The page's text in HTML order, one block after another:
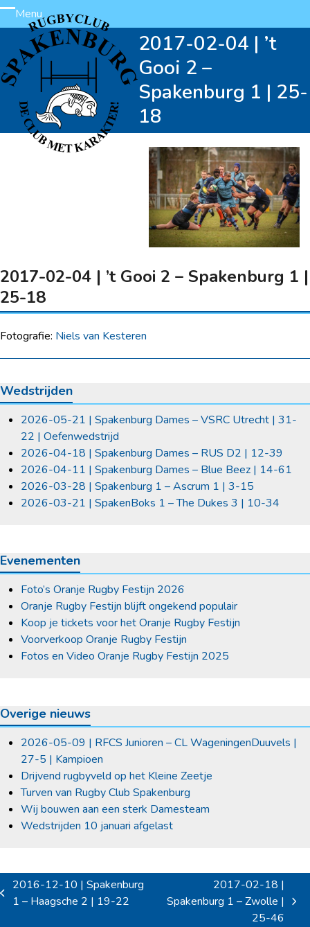
Skip
to
content
Menu
Open
mobile
menu
Close
mobile
menu
2017-02-04 | ’t
Gooi 2 –
Spakenburg 1 | 25-
18
2017-02-04 | ’t Gooi 2 – Spakenburg 1 |
25-18
Fotografie: Niels van Kesteren
Wedstrijden
2026-05-21 | Spakenburg Dames – VSRC Utrecht | 31-
22 | Oefenwedstrijd
2026-04-18 | Spakenburg Dames – RUS D2 | 12-39
2026-04-11 | Spakenburg Dames – Blue Beez | 14-61
2026-03-28 | Spakenburg 1 – Ascrum 1 | 3-15
2026-03-21 | SpakenBoks 1 – The Dukes 3 | 10-34
Evenementen
Foto’s Oranje Rugby Festijn 2026
Oranje Rugby Festijn blijft ongekend populair
Koop je tickets voor het Oranje Rugby Festijn
Voorverkoop Oranje Rugby Festijn
Fotos en Video Oranje Rugby Festijn 2025
Overige nieuws
2026-05-09 | RFCS Junioren – CL WageningenDuuvels |
27-5 | Kampioen
Drijvend rugbyveld op het Kleine Zeetje
Turven van Rugby Club Spakenburg
Wij bouwen aan een sterk Damesteam
Wedstrijden 10 januari afgelast
previous
2016-12-10 | Spakenburg
1 – Haagsche 2 | 19-22
next
2017-02-18 |
Spakenburg 1 – Zwolle |
25-46